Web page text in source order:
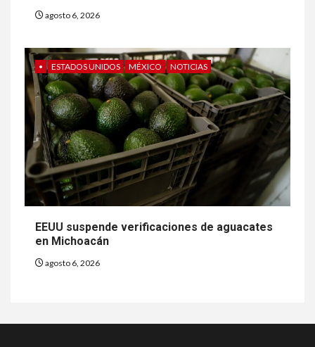
agosto 6, 2026
• ESTADOS UNIDOS MÉXICO NOTICIAS
EEUU suspende verificaciones de aguacates
en Michoacán
agosto 6, 2026